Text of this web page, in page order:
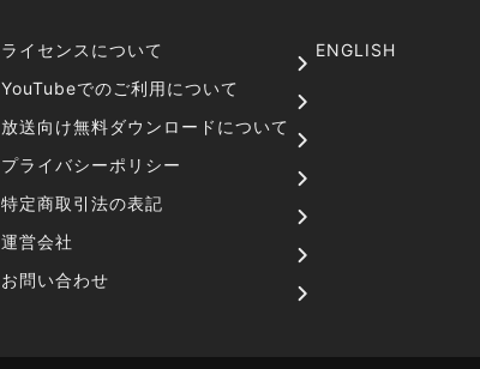
ライセンスについて
YouTubeでのご利用について
放送向け無料ダウンロードについて
プライバシーポリシー
特定商取引法の表記
運営会社
お問い合わせ
ENGLISH